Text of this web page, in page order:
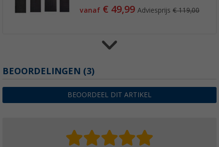
vanaf € 49,99Adviesprijs€ 119,00
Berger Y-connectorkabel
€ 9,99 Adviesprijs€ 12,99
BEOORDELINGEN (3)
BEOORDEEL DIT ARTIKEL